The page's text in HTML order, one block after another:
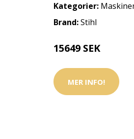
Kategorier:
Brand:Stihl
15649 SEK
MER INFO!